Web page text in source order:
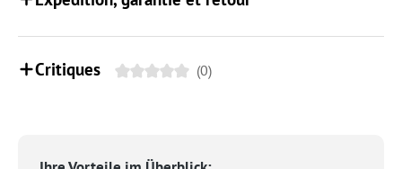
Critiques (0)